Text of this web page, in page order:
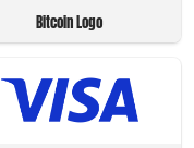
Bitcoin Logo